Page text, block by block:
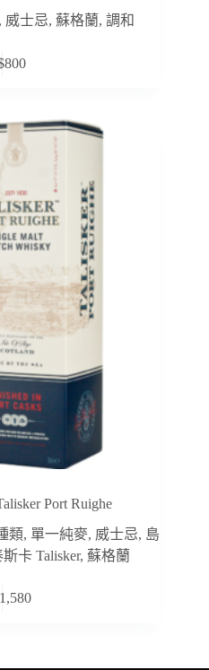
, 威士忌,蘇格蘭,調和
800
Port Ruighe
類, 單一純麥, 威士忌, 島
斯卡 Talisker, 蘇格蘭
1,580